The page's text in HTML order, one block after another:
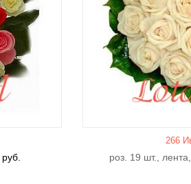
руб.
266
роз. 19 шт.,